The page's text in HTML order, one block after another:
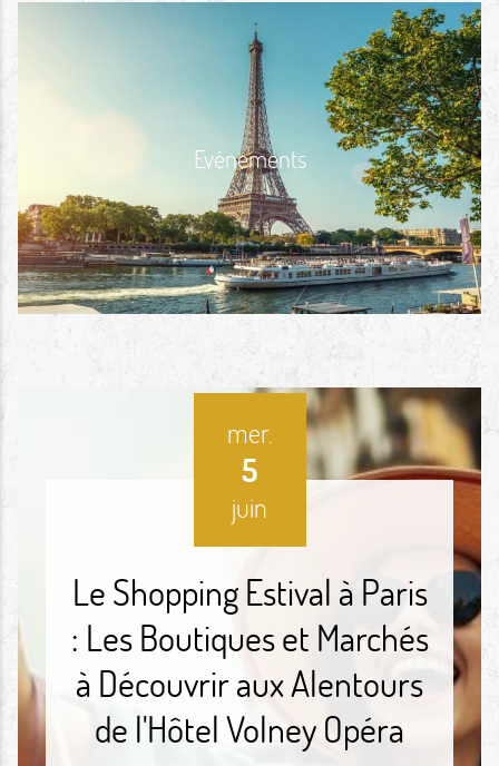
Evénements
mer.
5
juin
Le Shopping Estival à Paris
: Les Boutiques et Marchés
à Découvrir aux Alentours
de l'Hôtel Volney Opéra